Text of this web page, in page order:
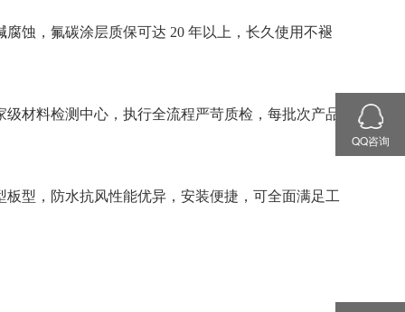
QQ咨询
腐蚀，氟碳涂层质保可达 20 年以上，长久使用不褪
材料检测中心，执行全流程严苛质检，每批次产品
板型，防水抗风性能优异，安装便捷，可全面满足工